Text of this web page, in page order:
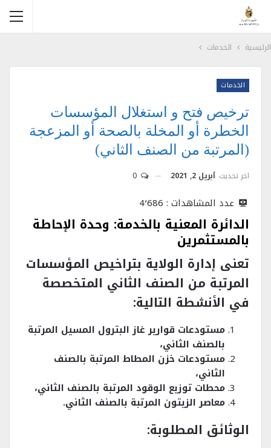
الرئيسية الخدمات
الخدمات
ترخيص فتح و استغلال المؤسسات
الخطرة أو المخلة بالصحة أو المزعجة
(المرتبة من الصنف الثاني)
اخر تحديث أبريل 2, 2021
عدد المشاهدات : 4٬686
الدائرة المعنية بالخدمة: وحدة الإحاطة
بالمستثمرين
تعنى إدارة الولاية بتراخيص المؤسسات
المرتبة من الصنف الثاني المتخصصة
في الأنشطة التالية:
مستودعات قوارير غاز البترول المسيل المرتبة
بالصنف الثاني،
مستودعات خزن المطاط المرتبة بالصنف
الثاني،
محطات توزيع الوقود المرتبة بالصنف الثاني،
معاصر الزيتون المرتبة بالصنف الثاني.
الوثائق المطلوبة: